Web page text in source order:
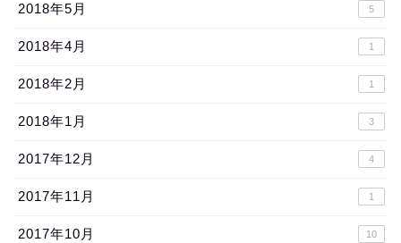
2018年5月 5
2018年4月 1
2018年2月 1
2018年1月 3
2017年12月 4
2017年11月 1
2017年10月 10